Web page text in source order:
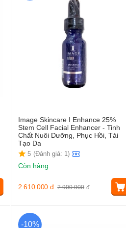
Image Skincare I Enhance 25%
Stem Cell Facial Enhancer - Tinh
Chất Nuôi Dưỡng, Phục Hồi, Tái
Tạo Da
5 (Đánh giá: 1)
Còn hàng
2.900.000 đ
2.610.000 đ
-10%